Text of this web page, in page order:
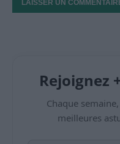
Rejoignez
Chaque
meilleures